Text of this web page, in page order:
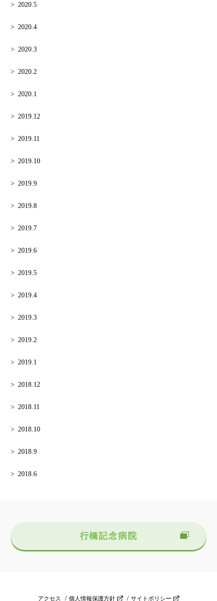
2020.5
2020.4
2020.3
2020.2
2020.1
2019.12
2019.11
2019.10
2019.9
2019.8
2019.7
2019.6
2019.5
2019.4
2019.3
2019.2
2019.1
2018.12
2018.11
2018.10
2018.9
2018.6
行橋記念病院
アクセス 個人情報保護方針 サイトポリシー